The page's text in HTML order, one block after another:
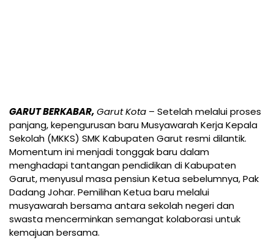
GARUT BERKABAR,GarutKota – Setelah melalui proses
panjang, kepengurusan baru Musyawarah Kerja Kepala
Sekolah (MKKS) SMK Kabupaten Garut resmi dilantik.
Momentum ini menjadi tonggak baru dalam
menghadapi tantangan pendidikan di Kabupaten
Garut, menyusul masa pensiun Ketua sebelumnya, Pak
Dadang Johar. Pemilihan Ketua baru melalui
musyawarah bersama antara sekolah negeri dan
swasta mencerminkan semangat kolaborasi untuk
kemajuan bersama.